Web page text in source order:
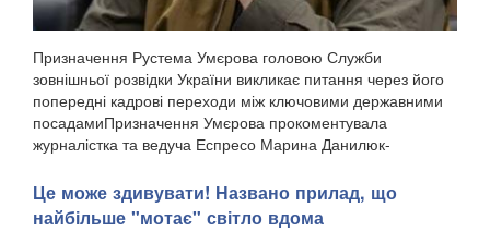
Призначення Рустема Умєрова головою Служби
зовнішньої розвідки України викликає питання через його
попередні кадрові переходи між ключовими державними
посадамиПризначення Умєрова прокоментувала
журналістка та ведуча Еспресо Марина Данилюк-
Це може здивувати! Названо прилад, що
найбільше "мотає" світло вдома